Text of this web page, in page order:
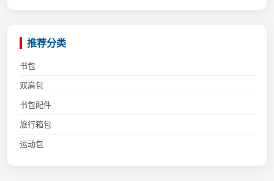
推荐分类
书包
双肩包
书包配件
旅行箱包
运动包